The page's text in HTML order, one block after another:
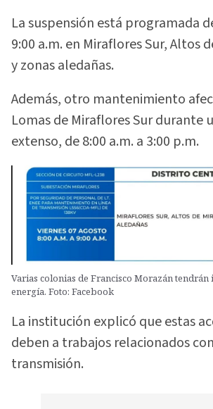
La suspensión está programada
9:00 a.m. en Miraflores Sur, Altos
y zonas aledañas.
Además, otro mantenimiento
Lomas de Miraflores Sur durante
extenso, de 8:00 a.m. a 3:00 p.m.
Varias colonias de Francisco Morazán
energía. Foto: Facebook
La institución explicó que estas
deben a trabajos relacionados
transmisión.